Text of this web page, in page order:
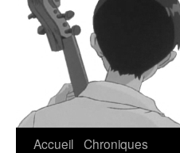
Accueil Chroniques